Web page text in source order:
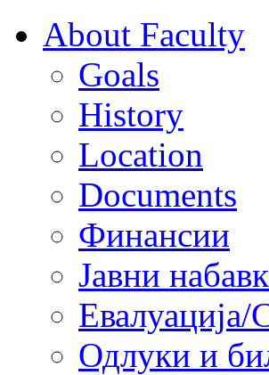
About Faculty
Goals
History
Location
Documents
Финансии
Јавни
Евалуација/
Одлуки и